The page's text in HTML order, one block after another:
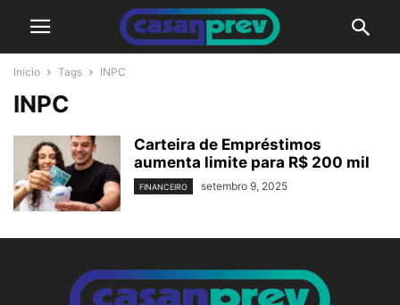
Início Tags INPC
INPC
Carteira de Empréstimos
aumenta limite para R$ 200 mil
FINANCEIRO setembro 9, 2025